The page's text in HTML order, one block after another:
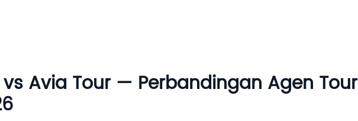
Avia Tour — Perbandingan Agen Tour